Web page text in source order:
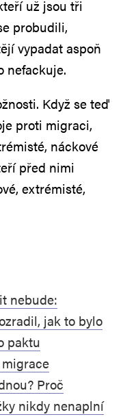
už jsou tři
probudili,
vypadat aspoň
nefackuje.
Když se teď
proti migraci,
náckové
před nimi
extrémisté,
nebude:
jak to bylo
paktu
Proč
nikdy nenaplní